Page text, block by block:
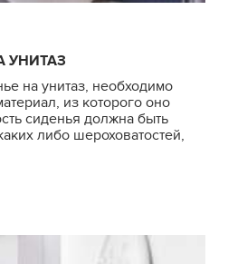
УНИТАЗ
на унитаз, необходимо
из которого оно
сиденья должна быть
либо шероховатостей,